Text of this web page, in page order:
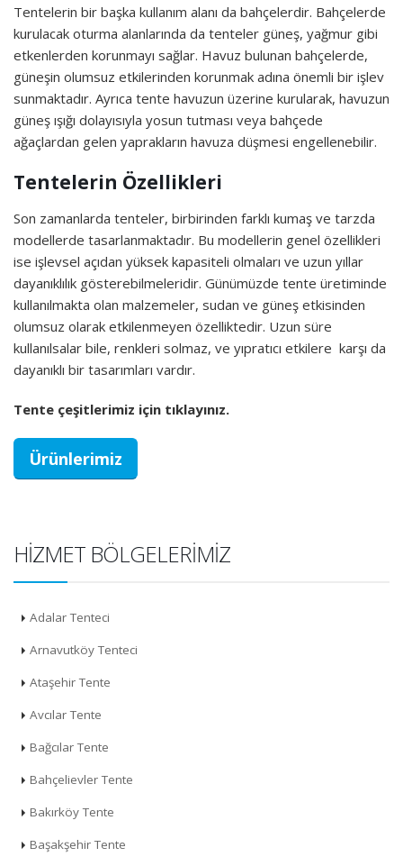
Tentelerin bir başka kullanım alanı da bahçelerdir. Bahçelerde
kurulacak oturma alanlarında da tenteler güneş, yağmur gibi
etkenlerden korunmayı sağlar. Havuz bulunan bahçelerde,
güneşin olumsuz etkilerinden korunmak adına önemli bir işlev
sunmaktadır. Ayrıca tente havuzun üzerine kurularak, havuzun
güneş ışığı dolayısıyla yosun tutması veya bahçede
ağaçlardan gelen yaprakların havuza düşmesi engellenebilir.
Tentelerin Özellikleri
Son zamanlarda tenteler, birbirinden farklı kumaş ve tarzda
modellerde tasarlanmaktadır. Bu modellerin genel özellikleri
ise işlevsel açıdan yüksek kapasiteli olmaları ve uzun yıllar
dayanıklılık gösterebilmeleridir. Günümüzde tente üretiminde
kullanılmakta olan malzemeler, sudan ve güneş etkisinden
olumsuz olarak etkilenmeyen özelliktedir. Uzun süre
kullanılsalar bile, renkleri solmaz, ve yıpratıcı etkilere karşı da
dayanıklı bir tasarımları vardır.
Tente çeşitlerimiz için tıklayınız.
Ürünlerimiz
HIZMET BÖLGELERIMIZ
Adalar Tenteci
Arnavutköy Tenteci
Ataşehir Tente
Avcılar Tente
Bağcılar Tente
Bahçelievler Tente
Bakırköy Tente
Başakşehir Tente